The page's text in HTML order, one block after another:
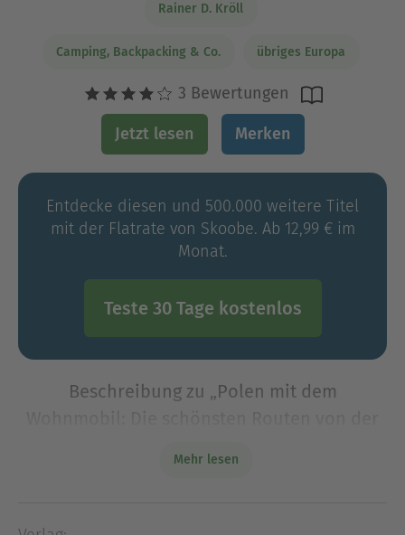
Rainer D. Kröll
Camping, Backpacking & Co. übriges Europa
3 Bewertungen
Jetzt lesen Merken
Entdecke diesen und 500.000 weitere Titel
mit der Flatrate von Skoobe. Ab 12,99 € im
Monat.
Teste 30 Tage kostenlos
Beschreibung zu „Polen mit dem
rechnen. Dafür entschädigt die Landschaft
Mehr lesen